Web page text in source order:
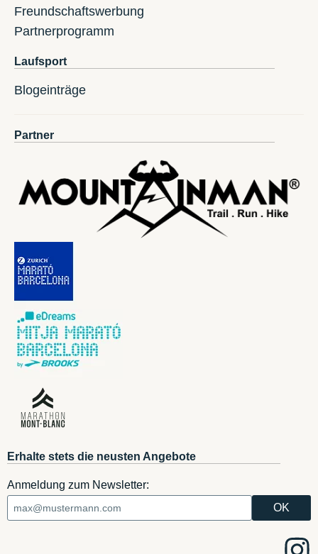
Freundschaftswerbung
Partnerprogramm
Laufsport
Blogeinträge
Partner
Erhalte stets die neusten Angebote
Anmeldung zum Newsletter: